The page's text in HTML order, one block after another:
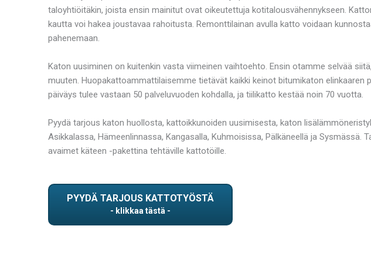
taloyhtiöitäkin, joista ensin mainitut ovat oikeutettuja kotitalousvähennykseen.
kautta voi hakea joustavaa rahoitusta. Remonttilainan avulla katto voidaan
pahenemaan.
Katon uusiminen on kuitenkin vasta viimeinen vaihtoehto. Ensin otamme selvää
muuten. Huopakattoammattilaisemme tietävät kaikki keinot bitumikaton
päiväys tulee vastaan 50 palveluvuoden kohdalla, ja tiilikatto kestää noin 70 vuotta.
Pyydä tarjous katon huollosta, kattoikkunoiden uusimisesta, katon
Asikkalassa, Hämeenlinnassa, Kangasalla, Kuhmoisissa, Pälkäneellä ja
avaimet käteen -pakettina tehtäville kattotöille.
PYYDÄ TARJOUS KATTOTYÖSTÄ